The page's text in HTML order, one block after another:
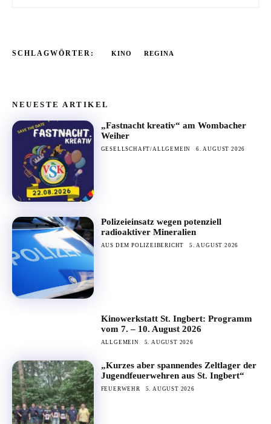
SCHLAGWÖRTER: KINO REGINA
NEUESTE ARTIKEL
„Fastnacht kreativ“ am Wombacher
Weiher
GESELLSCHAFT/ALLGEMEIN 6. AUGUST 2026
Polizeieinsatz wegen potenziell
radioaktiver Mineralien
AUS DEM POLIZEIBERICHT 5. AUGUST 2026
Kinowerkstatt St. Ingbert: Programm
vom 7. – 10. August 2026
ALLGEMEIN 5. AUGUST 2026
„Kurzes aber spannendes Zeltlager der
Jugendfeuerwehren aus St. Ingbert“
FEUERWEHR 5. AUGUST 2026